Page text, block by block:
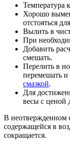
Температура
Хорошо
отстояться
Вылить в
При
Добавить
смешать.
Перелить в
перемешать
смазкой.
Для
весы с ценой
В неотвержденном
содержащейся в
сокращается.